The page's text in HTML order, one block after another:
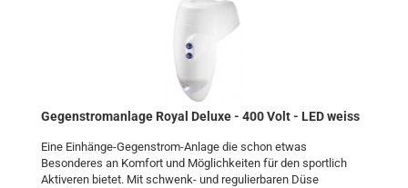
Gegenstromanlage Royal Deluxe - 400 Volt - LED weiss
Eine Einhänge-Gegenstrom-Anlage die schon etwas
Besonderes an Komfort und Möglichkeiten für den sportlich
Aktiveren bietet. Mit schwenk- und regulierbaren Düse